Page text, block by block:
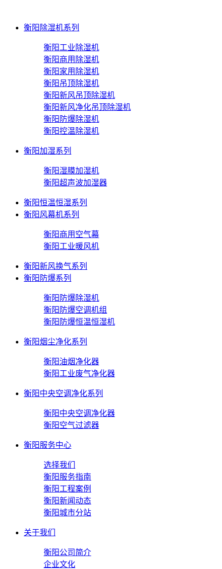
衡阳除湿机系列
衡阳工业除湿机
衡阳商用除湿机
衡阳家用除湿机
衡阳吊顶除湿机
衡阳新风吊顶除湿机
衡阳新风净化吊顶除湿机
衡阳防爆除湿机
衡阳控温除湿机
衡阳加湿系列
衡阳湿膜加湿机
衡阳超声波加湿器
衡阳恒温恒湿系列
衡阳风幕机系列
衡阳商用空气幕
衡阳工业暖风机
衡阳新风换气系列
衡阳防爆系列
衡阳防爆除湿机
衡阳防爆空调机组
衡阳防爆恒温恒湿机
衡阳烟尘净化系列
衡阳油烟净化器
衡阳工业废气净化器
衡阳中央空调净化系列
衡阳中央空调净化器
衡阳空气过滤器
衡阳服务中心
选择我们
衡阳服务指南
衡阳工程案例
衡阳新闻动态
衡阳城市分站
关于我们
衡阳公司简介
企业文化